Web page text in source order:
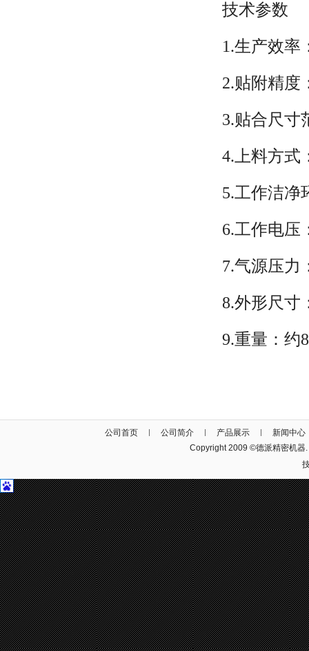
技术参数
1.生产效率
2.贴附精度
3.贴合尺寸
4.上料方式
5.工作洁净
6.工作电压
7.气源压力
8.外形尺寸
9.重量：约
公司首页 公司简介 产品展示
新闻中心
Copyright 2009 ©德派精密机器